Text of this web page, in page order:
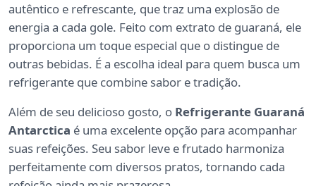
autêntico e refrescante, que traz uma explosão de
energia a cada gole. Feito com extrato de guaraná, ele
proporciona um toque especial que o distingue de
outras bebidas. É a escolha ideal para quem busca um
refrigerante que combine sabor e tradição.
Além de seu delicioso gosto, o Refrigerante Guaraná
Antarctica é uma excelente opção para acompanhar
suas refeições. Seu sabor leve e frutado harmoniza
perfeitamente com diversos pratos, tornando cada